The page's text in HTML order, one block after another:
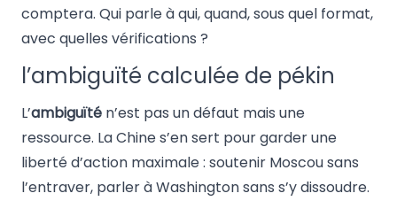
comptera. Qui parle à qui, quand, sous quel format,
avec quelles vérifications ?
l’ambiguïté calculée de pékin
L’ambiguïté n’est pas un défaut mais une
ressource. La Chine s’en sert pour garder une
liberté d’action maximale : soutenir Moscou sans
l’entraver, parler à Washington sans s’y dissoudre.